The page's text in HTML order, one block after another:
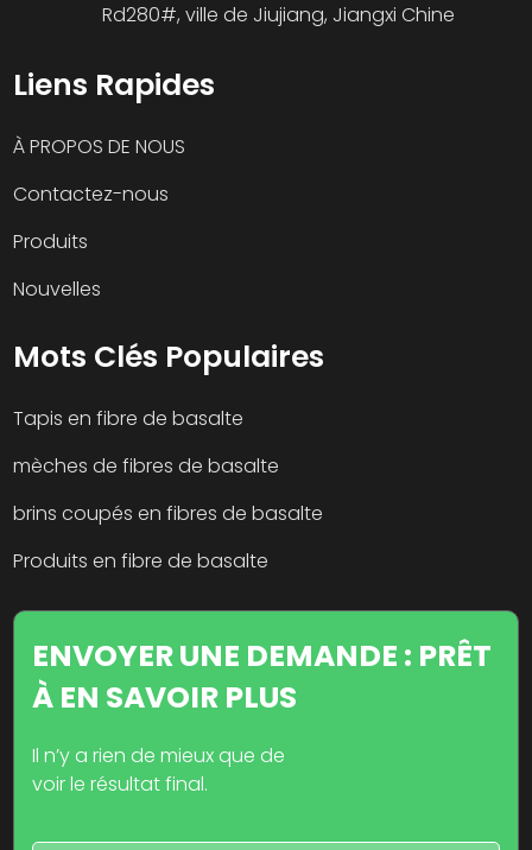
Rd280#, ville de Jiujiang, Jiangxi Chine
Liens Rapides
À PROPOS DE NOUS
Contactez-nous
Produits
Nouvelles
Mots Clés Populaires
Tapis en fibre de basalte
mèches de fibres de basalte
brins coupés en fibres de basalte
Produits en fibre de basalte
ENVOYER UNE DEMANDE : PRÊT
À EN SAVOIR PLUS
Il n’y a rien de mieux que de
voir le résultat final.